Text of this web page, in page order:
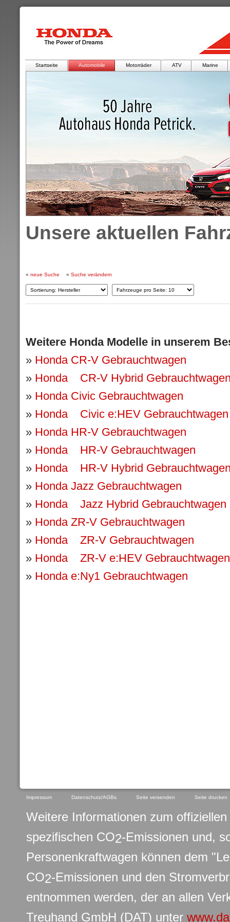
Startseite Automobile Motorräder ATV Marine
Unsere aktuellen
« neue Suche « Suche verändern
Weitere Honda Modelle in unserem
» Honda CR-V Gebrauchtwagen
» Honda CR-V Hybrid
» Honda Civic Gebrauchtwagen
» Honda Civic e:HEV Gebrauchtwagen
» Honda HR-V Gebrauchtwagen
» Honda HR-V Gebrauchtwagen
» Honda HR-V Hybrid
» Honda Jazz Gebrauchtwagen
» Honda Jazz Hybrid Gebrauchtwagen
» Honda ZR-V Gebrauchtwagen
» Honda ZR-V Gebrauchtwagen
» Honda ZR-V e:HEV Gebrauchtwagen
» Honda e:Ny1 Gebrauchtwagen
Impressum Datenschutz/AGBs Seite versenden Seite drucken
Weitere Informationen zum
spezifischen CO2-Emissionen und,
Personenkraftwagen können dem
CO2-Emissionen und den
entnommen werden, der an allen
Treuhand GmbH (DAT) unter